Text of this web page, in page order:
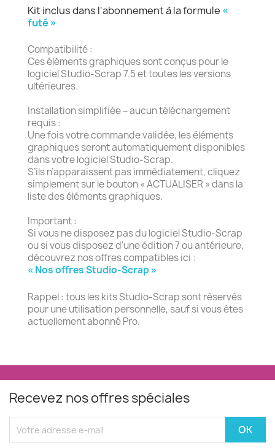
Kit inclus dans l'abonnement à la formule «
futé »
Compatibilité :
Ces éléments graphiques sont conçus pour le
logiciel Studio-Scrap 7.5 et toutes les versions
ultérieures.
Installation simplifiée – aucun téléchargement
requis :
Une fois votre commande validée, les éléments
graphiques seront automatiquement disponibles
dans votre logiciel Studio-Scrap.
S’ils n’apparaissent pas immédiatement, cliquez
simplement sur le bouton « ACTUALISER » dans la
liste des éléments graphiques.
Important :
Si vous ne disposez pas du logiciel Studio-Scrap
ou si vous disposez d'une édition 7 ou antérieure,
découvrez nos offres compatibles ici :
« Nos offres Studio-Scrap »
Rappel : tous les kits Studio-Scrap sont réservés
pour une utilisation personnelle, sauf si vous êtes
actuellement abonné Pro.
Recevez nos offres spéciales